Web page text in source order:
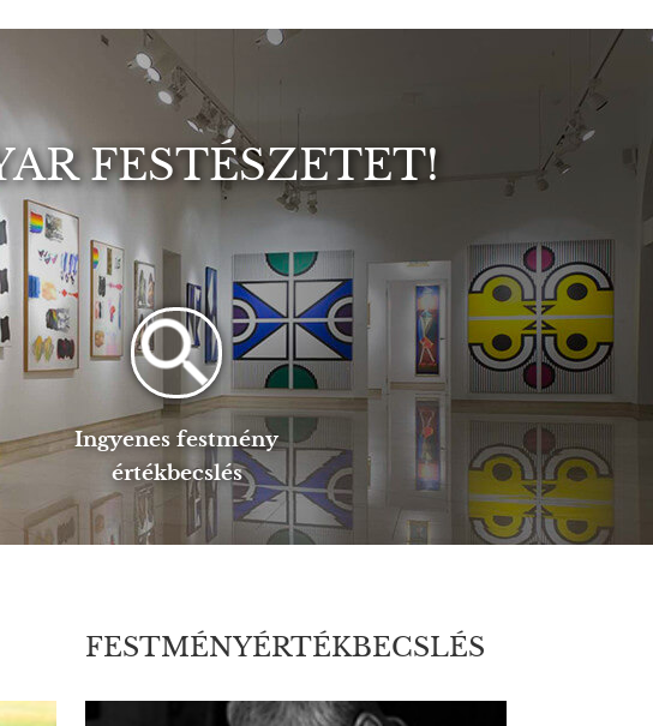
FESTÉSZETET!
Ingyenes festmény
értékbecslés
FESTMÉNYÉRTÉKBECSLÉS